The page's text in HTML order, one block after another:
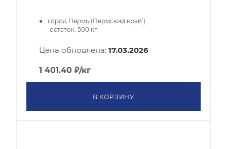
город Пермь (Пермский край )
остаток: 500 кг
Цена обновлена: 17.03.2026
1 401.40 ₽/кг
В КОРЗИНУ